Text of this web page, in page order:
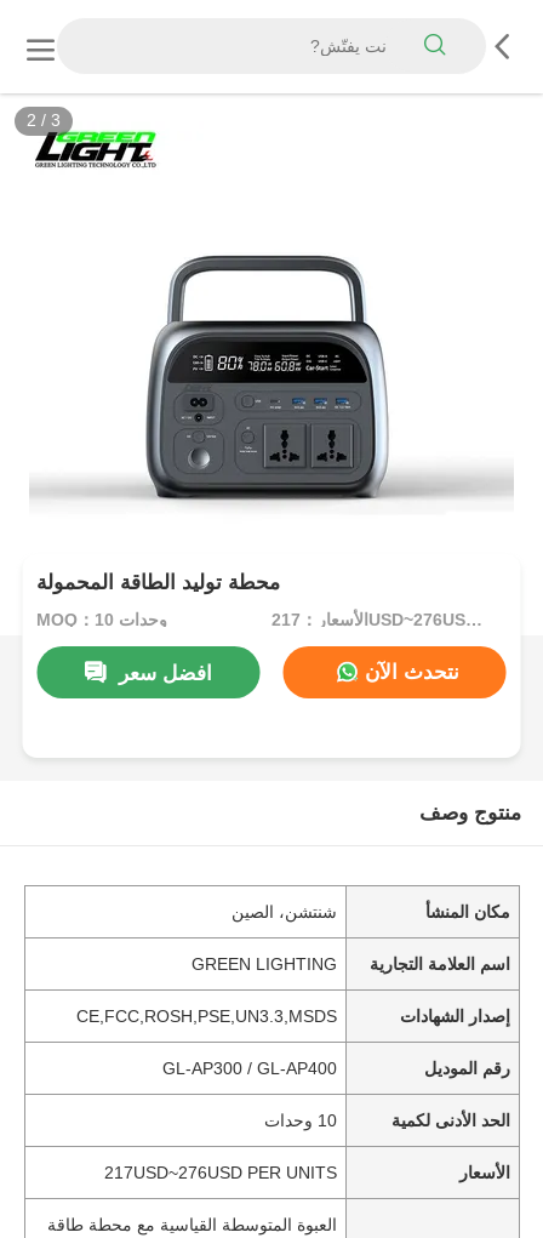
3 / 3
محطة توليد الطاقة المحمولة
MOQ：10 وحدات الأسعار：217USD~276USD PER UNITS
افضل سعر نتحدث الآن
منتوج وصف
مكان المنشأ شنتشن، الصين
اسم العلامة التجارية GREEN LIGHTING
إصدار الشهادات CE,FCC,ROSH,PSE,UN3.3,MSDS
رقم الموديل GL-AP300 / GL-AP400
الحد الأدنى لكمية 10 وحدات
الأسعار 217USD~276USD PER UNITS
العبوة المتوسطة القياسية مع محطة طاقة